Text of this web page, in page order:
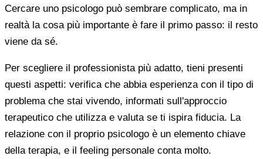
Cercare uno psicologo può sembrare complicato, ma in
realtà la cosa più importante è fare il primo passo: il resto
viene da sé.
Per scegliere il professionista più adatto, tieni presenti
questi aspetti: verifica che abbia esperienza con il tipo di
problema che stai vivendo, informati sull'approccio
terapeutico che utilizza e valuta se ti ispira fiducia. La
relazione con il proprio psicologo è un elemento chiave
della terapia, e il feeling personale conta molto.